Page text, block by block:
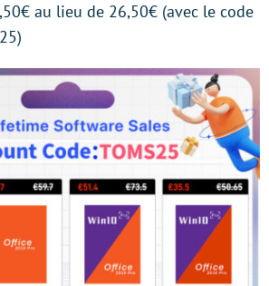
au lieu de 26,50€ (avec le code